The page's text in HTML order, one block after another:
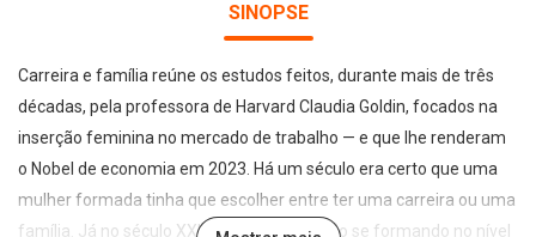
SINOPSE
Carreira e família reúne os estudos feitos, durante mais de três
décadas, pela professora de Harvard Claudia Goldin, focados na
inserção feminina no mercado de trabalho — e que lhe renderam
o Nobel de economia em 2023. Há um século era certo que uma
mulher formada tinha que escolher entre ter uma carreira ou uma
família. Já no século XXI, as mulheres estão se formando no nível